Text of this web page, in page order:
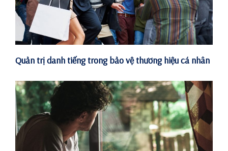
Quản trị danh tiếng trong bảo vệ thương hiệu cá nhân